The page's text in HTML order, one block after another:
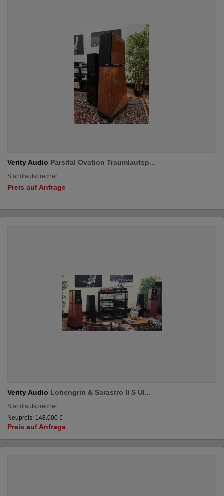
Verity Audio Parsifal Ovation Traumlautsp...
Standlautsprecher
Preis auf Anfrage
Verity Audio Lohengrin & Sarastro II S Ul...
Standlautsprecher
Neupreis: 148.000 €
Preis auf Anfrage